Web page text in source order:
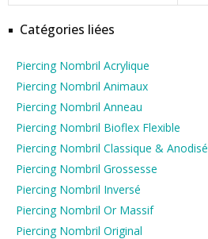
Catégories liées
Piercing Nombril Acrylique
Piercing Nombril Animaux
Piercing Nombril Anneau
Piercing Nombril Bioflex Flexible
Piercing Nombril Classique & Anodisé
Piercing Nombril Grossesse
Piercing Nombril Inversé
Piercing Nombril Or Massif
Piercing Nombril Original